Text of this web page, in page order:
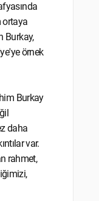
ortaya
Burkay,
örnek
Burkay
daha
var.
rahmet,